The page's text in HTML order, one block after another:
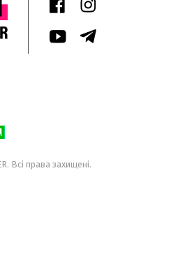
. Всі права захищені.